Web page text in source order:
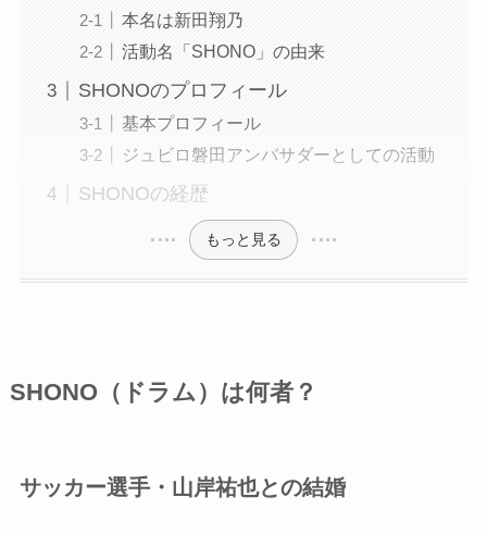
本名は新田翔乃
活動名「SHONO」の由来
SHONOのプロフィール
基本プロフィール
ジュビロ磐田アンバサダーとしての活動
SHONOの経歴
もっと見る
SHONO（ドラム）は何者？
サッカー選手・山岸祐也との結婚